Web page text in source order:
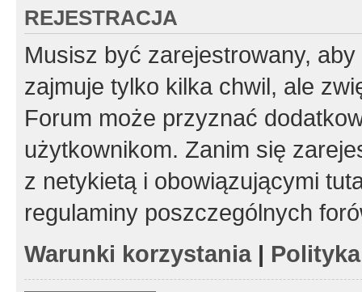
REJESTRACJA
Musisz być zarejestrowany,
zajmuje tylko kilka chwil, ale
Forum może przyznać
użytkownikom. Zanim się
z netykietą i obowiązującymi
regulaminy poszczególnych
Warunki korzystania|